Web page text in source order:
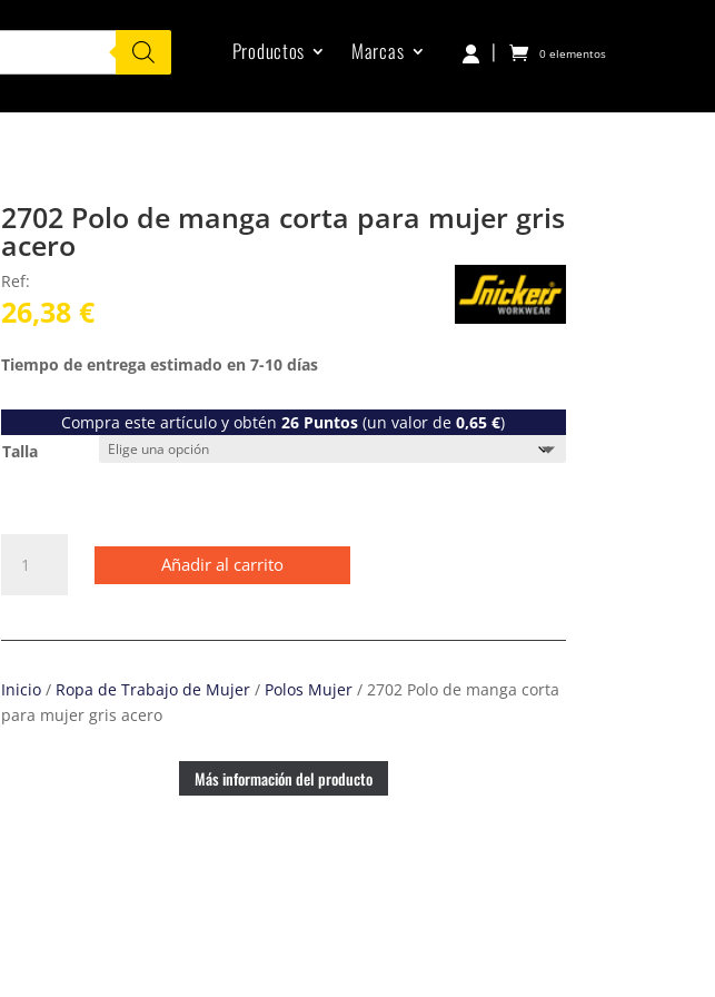
Productos Marcas | 0 elementos
2702 Polo de manga corta para mujer gris
acero
Ref:
26,38 €
Tiempo de entrega estimado en 7-10 días
Compra este artículo y obtén26 Puntos (un valor de0,65€)
Talla
Polo
mujer
gris
Añadir al carrito
Inicio/ Ropa de Trabajo de Mujer/ Polos Mujer/ 2702 Polo de manga corta
para mujer gris acero
Más información del producto